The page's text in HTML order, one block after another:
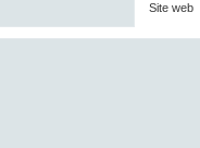
Site web